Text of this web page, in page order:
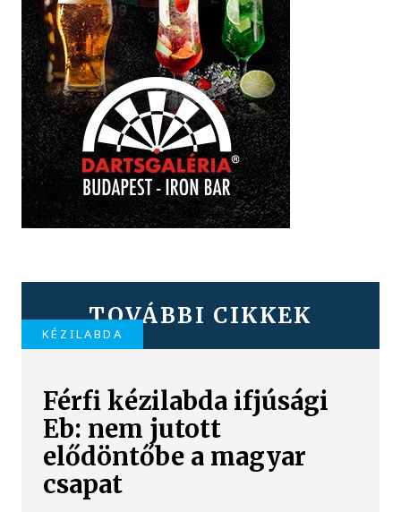
TOVÁBBI CIKKEK
KÉZILABDA
Férfi kézilabda ifjúsági
Eb: nem jutott
elődöntőbe a magyar
csapat